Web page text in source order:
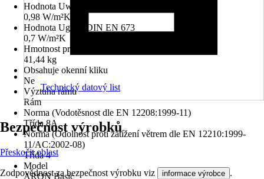
Hodnota Uw dle DIN EN 10077
0,98 W/m²K
Hodnota Ug dle DIN EN 673
0,7 W/m²K
Hmotnost prvku
41,44 kg
Obsahuje okenní kliku
Ne
Výztuha rámu
Rám
Norma (Vodotěsnost dle EN 12208:1999-11)
Třída 8A
Norma (Odolnost proti zatížení větrem dle EN 12210:1999-
11/AC:2002-08)
Třída 4
Model
ARON Basic
Technický datový list
Bezpečnost výrobků
Přeskočit oblast
Zodpovědnost za bezpečnost výrobku viz informace výrobce .